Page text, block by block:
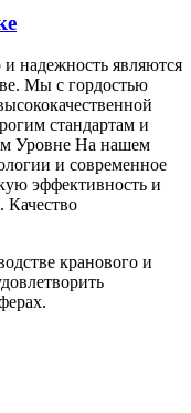
и надежность являются
Мы с гордостью
стандартам и
Уровне На нашем
и современное
эффективность и
Качество
кранового и